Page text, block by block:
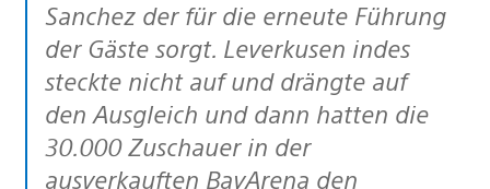
Sanchez der für die erneute Führung
der Gäste sorgt. Leverkusen indes
steckte nicht auf und drängte auf
den Ausgleich und dann hatten die
30.000 Zuschauer in der
ausverkauften BayArena den